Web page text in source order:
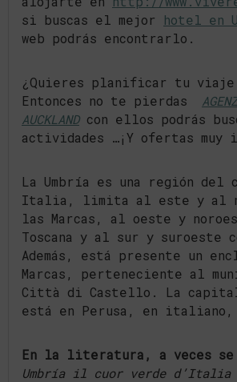
si buscas el mejor hotel en
web podrás encontrarlo.
¿Quieres planificar tu viaje
Entonces no te pierdas
AUCKLAND con ellos podrás
actividades …¡Y ofertas muy
La Umbría es una región del
Italia, limita al este y al
las Marcas, al oeste y
Toscana y al sur y suroeste
Además, está presente un
Marcas, perteneciente al
Città di Castello. La
está en Perusa, en italiano,
En la literatura, a veces se
Umbría il cuor verde d’Italia